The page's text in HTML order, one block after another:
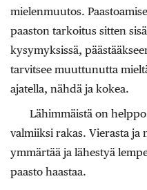
mielenmuutos.
paaston tarkoitus sitten
kysymyksissä,
tarvitsee muuttunutta
ajatella, nähdä ja kokea.
Lähimmäistä on
valmiiksi rakas. Vierasta ja
ymmärtää ja lähestyä
paasto haastaa.